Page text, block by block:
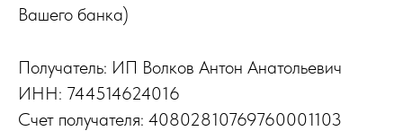
Вашего банка)
Получатель: ИП Волков Антон Анатольевич
ИНН: 744514624016
Счет получателя: 40802810769760001103